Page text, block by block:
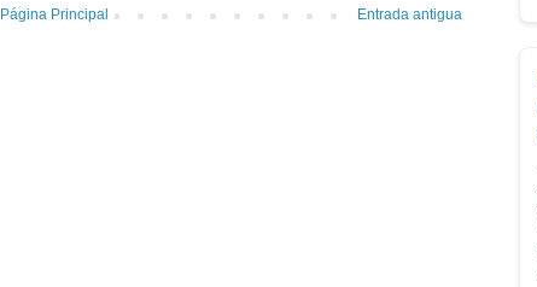
Entrada antigua
Página Principal